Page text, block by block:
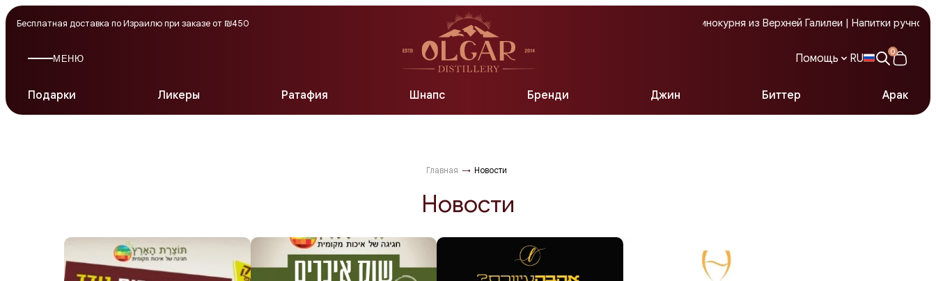
Бесплатная доставка по Израилю при заказе от ₪450 Бутиковая винокурня из Верхней Галилеи | Напитки ручной
МЕНЮ Помощь
Служба поддержки
RU 0
Подарки Ликеры Ратафия Шнапс Бренди Джин Биттер Арак
Главная → Новости
Новости